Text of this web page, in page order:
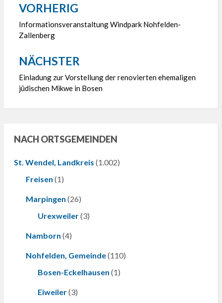
Beitragsnavigation
VORHERIG
Informationsveranstaltung Windpark Nohfelden-
Zallenberg
NÄCHSTER
Einladung zur Vorstellung der renovierten ehemaligen
jüdischen Mikwe in Bosen
NACH ORTSGEMEINDEN
St. Wendel, Landkreis (1.002)
Freisen (1)
Marpingen (26)
Urexweiler(3)
Namborn (4)
Nohfelden, Gemeinde(110)
Bosen-Eckelhausen (1)
Eiweiler(3)